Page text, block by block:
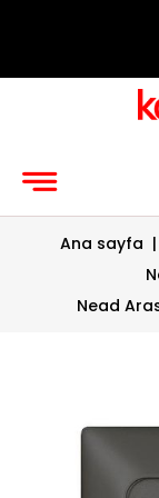
Grup
Sigorta/
Ana sayfa |
Nead